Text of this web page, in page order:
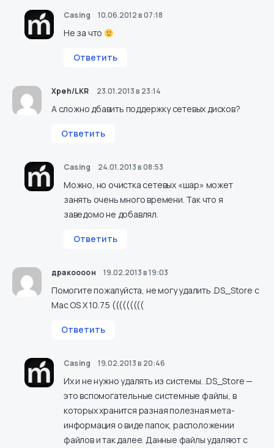
Casing 10.06.2012 в 07:18
Не за что
Ответить
Xpeh/LKR 23.01.2013 в 23:14
А сложно дбавить поддержку сетевых дисков?
Ответить
Casing 24.01.2013 в 08:53
Можно, но очистка сетевых «шар» может
занять очень много времени. Так что я
заведомо не добавлял.
Ответить
дракоооон 19.02.2013 в 19:03
Помогите пожалуйста, не могу удалить .DS_Store с
Mac OS X 10.7.5 (((((((((
Ответить
Casing 19.02.2013 в 20:46
Их и не нужно удалять из системы. .DS_Store —
это вспомогательные системные файлы, в
которых хранится разная полезная мета-
информация о виде папок, расположении
файлов и так далее. Данные файлы удаляют с